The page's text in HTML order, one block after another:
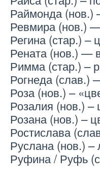
Раймонда
Ревмира (нов.)
Регина (стар.) –
Рената (нов.) —
Римма (стар.) –
Рогнеда (слав.)
Роза (нов.) –
Розалия (нов.) –
Розана (нов.) –
Ростислава
Руслана (нов.) –
Руфина / Руфь